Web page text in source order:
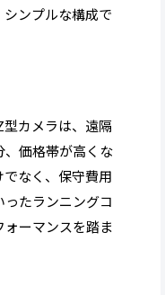
シンプルな構成で
カメラは、遠隔
価格帯が高くな
なく、保守費用
たランニングコ
ーマンスを踏ま